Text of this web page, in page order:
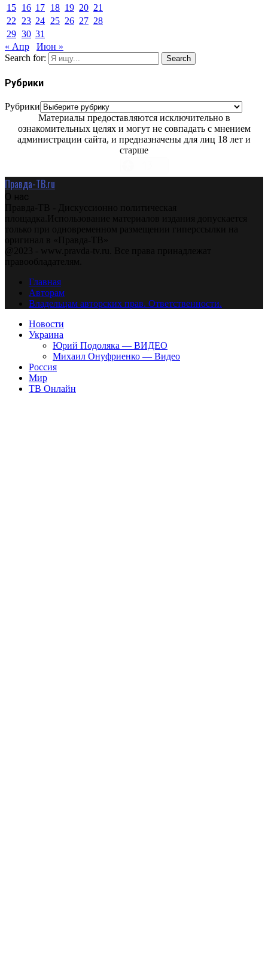
15 16 17 18 19 20 21
22
23 24 25 26 27 28
29 30 31
« Апр
Июн »
Search for:
Search
Рубрики
Рубрики
Материалы предоставляются исключительно в
ознакомительных целях и могут не совпадать с мнением
администрации сайта, и предназначены для лиц 18 лет и
старше
Правда-ТВ.ru
О нас
Правда-ТВ - Дискуссионно политическая
площадка.Использование материалов издания допускается
только при одновременном размещении гиперссылки на
оригинал в «Правда-ТВ»
@2023 - www.pravda-tv.ru. Все права принадлежат
правообладателям.
Главная
Авторам
Владельцам авторских прав. Ответственности.
Новости
Украина
Юрий Подоляка — ВИДЕО
Михаил Онуфриенко — Видео
Россия
Мир
ТВ Онлайн